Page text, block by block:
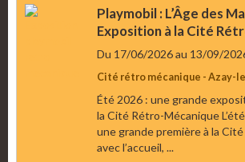
Playmobil : L’Âge des
Exposition à la Cité
Du 17/06/2026au 13/09/
Cité rétro mécanique - Azay-
Été 2026 : une grande
la Cité Rétro-Mécanique
une grande première à la
avec l’accueil, ...